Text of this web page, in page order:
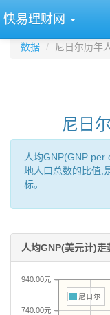
快易理财网
数据 尼日尔历年
尼日
人均GNP(GNP per
地人口总数的比值,
标。
人均GNP(美元计)走
740.00元
940.00元
尼日尔